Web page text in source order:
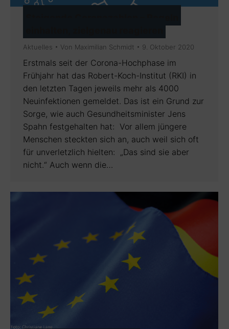
Aktuelles Von Maximilian Schmidt 9. Oktober 2020
Erstmals seit der Corona-Hochphase im
Frühjahr hat das Robert-Koch-Institut (RKI) in
den letzten Tagen jeweils mehr als 4000
Neuinfektionen gemeldet. Das ist ein Grund zur
Sorge, wie auch Gesundheitsminister Jens
Spahn festgehalten hat: Vor allem jüngere
Menschen steckten sich an, auch weil sich oft
für unverletzlich hielten: „Das sind sie aber
nicht.“ Auch wenn die…